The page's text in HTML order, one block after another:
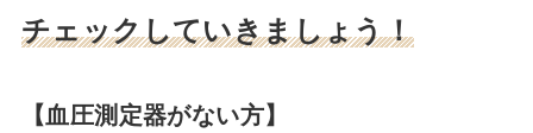
チェックしていきましょう！
【血圧測定器がない方】